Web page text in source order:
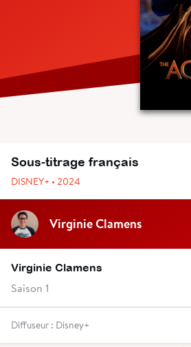
Sous-titrage français
DISNEY+ • 2024
Virginie Clamens
Virginie Clamens
Saison 1
Diffuseur : Disney+